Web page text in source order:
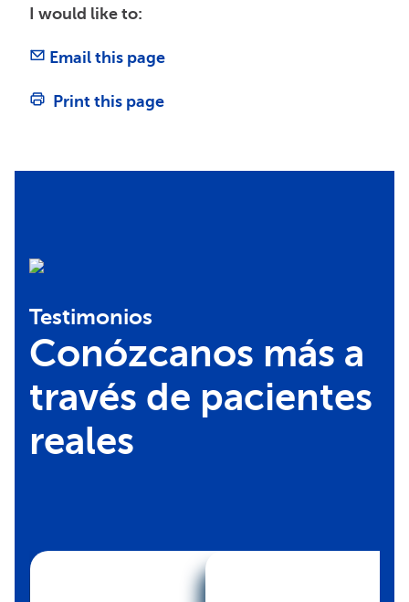
I would like to:
Email this page
Print this page
Testimonios
Conózcanos más a
través de pacientes
reales